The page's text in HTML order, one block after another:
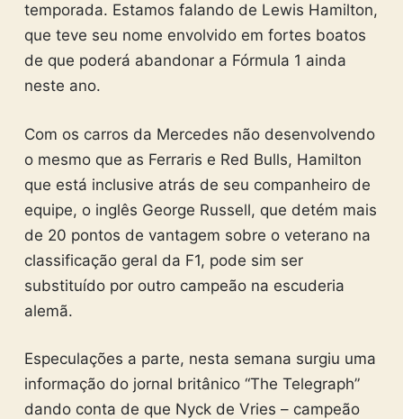
temporada. Estamos falando de Lewis Hamilton,
que teve seu nome envolvido em fortes boatos
de que poderá abandonar a Fórmula 1 ainda
neste ano.
Com os carros da Mercedes não desenvolvendo
o mesmo que as Ferraris e Red Bulls, Hamilton
que está inclusive atrás de seu companheiro de
equipe, o inglês George Russell, que detém mais
de 20 pontos de vantagem sobre o veterano na
classificação geral da F1, pode sim ser
substituído por outro campeão na escuderia
alemã.
Especulações a parte, nesta semana surgiu uma
informação do jornal britânico “The Telegraph”
dando conta de que Nyck de Vries – campeão